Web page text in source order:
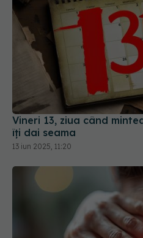
Vineri 13, ziua când
îți dai seama
13 iun 2025, 11:20